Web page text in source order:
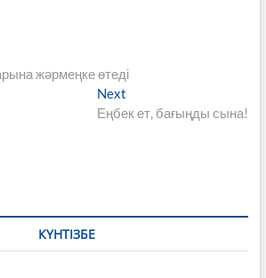
жәрмеңке өтеді
Next
post:
Еңбек ет, бағыңды сына!
КҮНТІЗБЕ